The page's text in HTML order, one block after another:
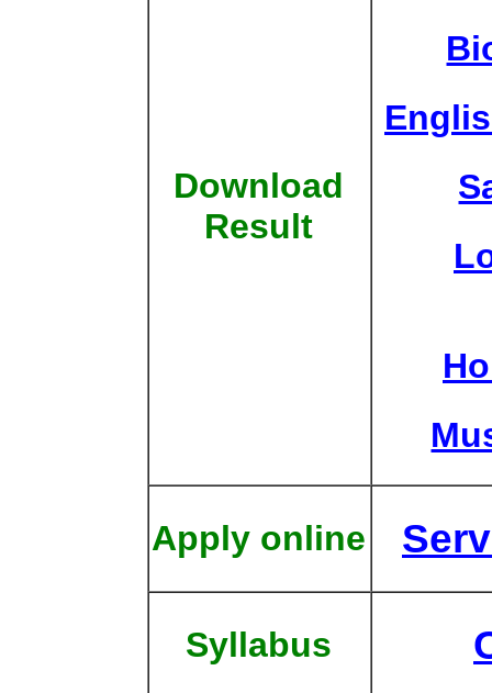
Download
Result
Apply online
Syllabus